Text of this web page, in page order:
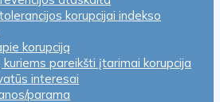
korupcijai indekso
korupciją
pareikšti įtarimai korupcija
interesai
parama